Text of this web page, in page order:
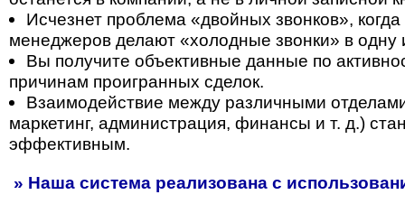
Исчезнет проблема «двойных звонков», когда
менеджеров делают «холодные звонки» в одну
Вы получите объективные данные по
причинам проигранных сделок.
Взаимодействие между различными
маркетинг, администрация, финансы и т. д.)
эффективным.
» Наша система реализована с